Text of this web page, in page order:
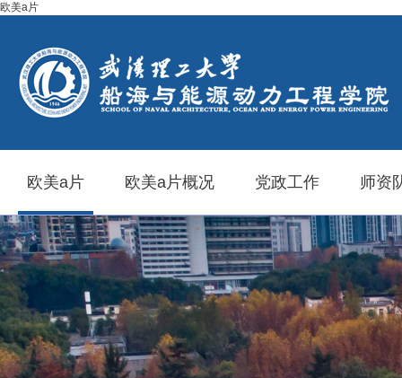
欧美a片
欧美a片 欧美a片概况 党政工作 师资